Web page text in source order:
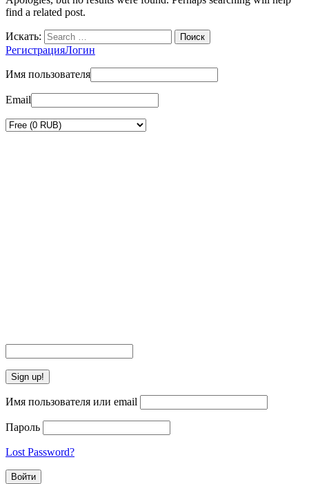
find a related post.
Искать:
РегистрацияЛогин
Имя пользователя
Email
Имя пользователя или email
Пароль
Lost Password?